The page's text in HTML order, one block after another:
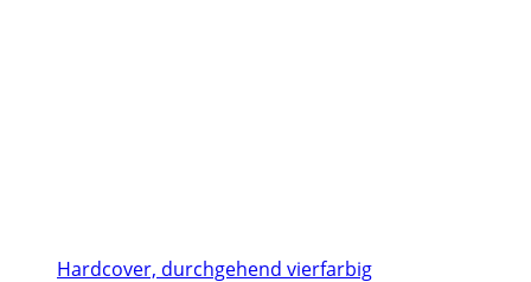
Hardcover, durchgehend vierfarbig